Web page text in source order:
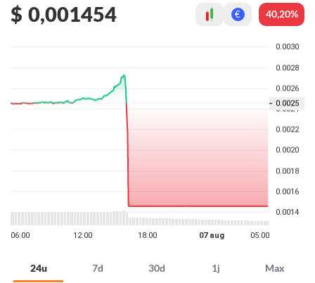
$ 0,001454 € 40,20%
24u 7d 30d 1j Max